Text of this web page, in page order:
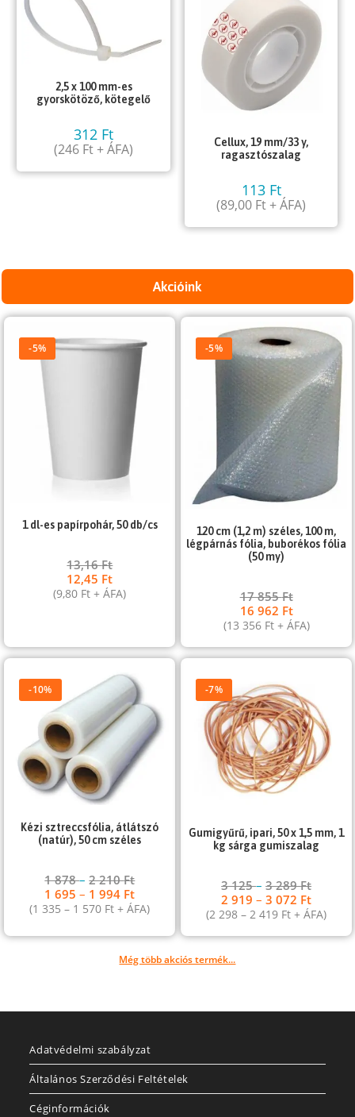
2,5 x 100 mm-es
gyorskötöző, kötegelő
312 Ft
(246 Ft+ ÁFA)
Cellux, 19 mm/33 y,
ragasztószalag
113 Ft
(89,00 Ft+ ÁFA)
Akcióink
-5%
1 dl-es papírpohár, 50 db/cs
13,16Ft
12,45 Ft
(9,80 Ft + ÁFA)
-5%
120 cm (1,2 m) széles, 100 m,
légpárnás fólia, buborékos fólia
(50 my)
17 855Ft
16 962 Ft
(13 356 Ft+ ÁFA)
-10%
Kézi sztreccsfólia, átlátszó
(natúr), 50 cm széles
1 878–2 210Ft
1 695– 1 994 Ft
(1 335– 1 570 Ft + ÁFA)
-7%
Gumigyűrű, ipari, 50 x 1,5 mm, 1
kg sárga gumiszalag
3 125–3 289Ft
2 919–3 072 Ft
(2 298–2 419 Ft + ÁFA)
Még több akciós termék...
Adatvédelmi szabályzat
Általános Szerződési Feltételek
Céginformációk